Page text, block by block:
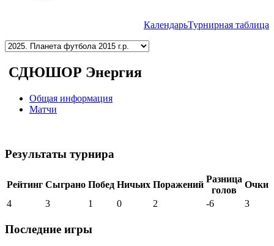
КалендарьТурнирная таблица
СДЮШОР Энергия
Общая информация
Матчи
Результаты турнира
Рейтинг Сыграно Побед Ничьих Поражений
Разница
голов
Очки
4
3 1 0 2 -6 3
Последние игры